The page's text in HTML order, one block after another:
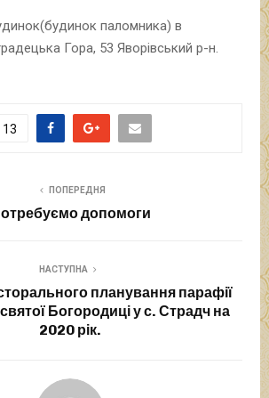
паломника) в
Гора, 53 Яворівський р-н.
13
ПОПЕРЕДНЯ
допомоги
НАСТУПНА
планування парафії
Богородиці у с. Страдч на
2020 рік.